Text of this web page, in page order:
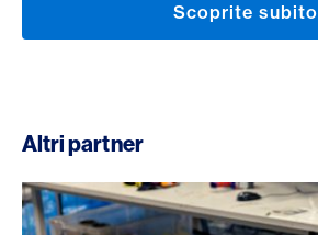
Scoprite subito
Altri partner